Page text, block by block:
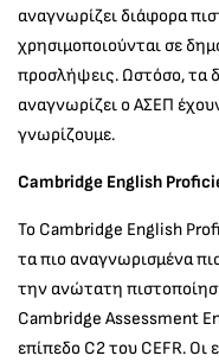
αναγνωρίζει διάφορα
χρησιμοποιούνται σε
προσλήψεις. Ωστόσο, τα
αναγνωρίζει ο ΑΣΕΠ
γνωρίζουμε.
Cambridge English
Το Cambridge English
τα πιο αναγνωρισμένα
την ανώτατη
Cambridge Assessment
επίπεδο C2 του CEFR. Οι